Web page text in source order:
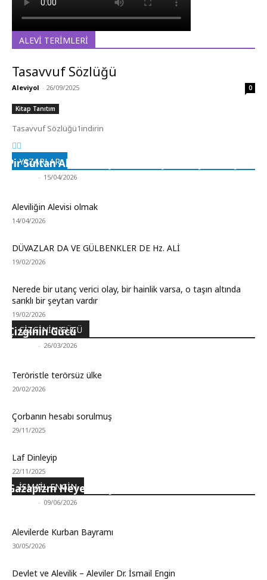
ALEVI TERIMLERI
Tasavvuf Sözlüğü
Aleviyol - 26/09/2025 0
Kitap Tanıtım
Tasavvuf Sözlüğü1indirin
YAZARLAR
Pir Sultan Abdal Gerçek Hz. Ali’yi Bilmiyor muydu?
- 15/04/2026
Aleviliğin Alevisi olmak
14/04/2026
DÜVAZLAR DA VE GÜLBENKLER DE Hz. ALİ
19/02/2026
Nerede bir utanç verici olay, bir hainlik varsa, o taşın altında
sarıklı bir şeytan vardır
19/02/2026
ÇIZGININ GÜCÜ
Çizginin Gücü
- 26/03/2026
Teröristle terörsüz ülke
20/02/2026
Çorbanın hesabı sorulmuş
29/11/2025
Laf Dinleyip
22/11/2025
İSMAIL ENGIN
Gazapizm Heyecanı yok
- 09/06/2026
Alevilerde Kurban Bayramı
30/05/2026
Devlet ve Alevilik – Aleviler Dr. İsmail Engin